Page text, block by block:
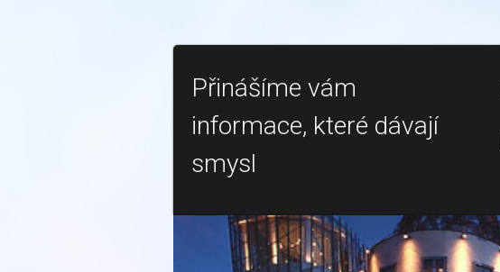
Přinášíme vám
informace, které dávají
smysl